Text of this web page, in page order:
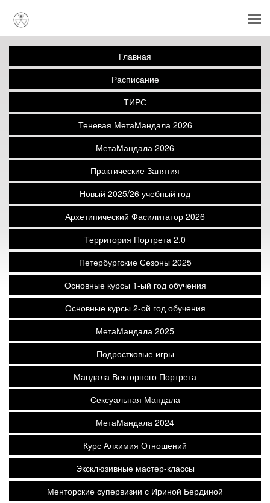
Главная
Расписание
ТИРС
Теневая МетаМандала 2026
МетаМандала 2026
Практические Занятия
Новый 2025/26 учебный год
Архетипический Фасилитатор 2026
Территория Портрета 2.0
Петербургские Сезоны 2025
Основные курсы 1-ый год обучения
Основные курсы 2-ой год обучения
МетаМандала 2025
Подростковые игры
Мандала Векторного Портрета
Сексуальная Мандала
МетаМандала 2024
Курс Алхимия Отношений
Эксклюзивные мастер-классы
Менторские супервизии с Ириной Бердиной